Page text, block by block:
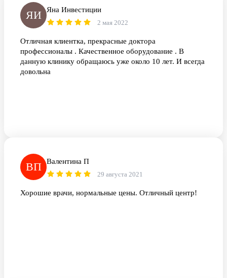
ЯИ Яна Инвестиции
2 мая 2022
Отличная клиентка, прекрасные доктора
профессионалы . Качественное оборудование . В
данную клинику обращаюсь уже около 10 лет. И всегда
довольна
ВП Валентина П
29 августа 2021
Хорошие врачи, нормальные цены. Отличный центр!